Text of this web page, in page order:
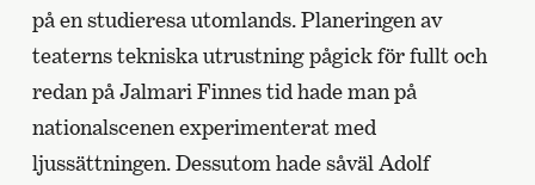
på en studieresa utomlands. Planeringen av
teaterns tekniska utrustning pågick för fullt och
redan på Jalmari Finnes tid hade man på
nationalscenen experimenterat med
ljussättningen. Dessutom hade såväl Adolf